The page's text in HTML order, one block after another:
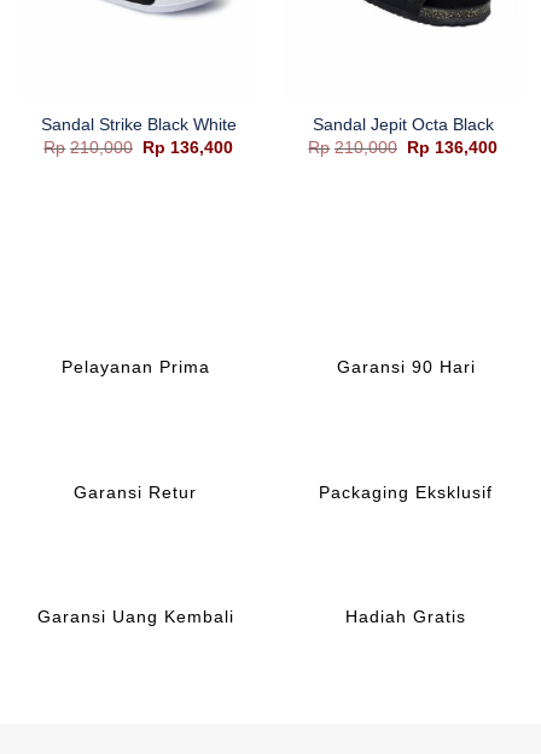
Sandal Strike Black White
Rp 210,000
Harga
aslinya
Rp 136,400Harga
Sandal Jepit Octa Black
Rp 210,000
Harga
aslinya
Rp 136,400
Pelayanan Prima Garansi 90 Hari
Garansi Retur Packaging Eksklusif
Garansi Uang Kembali Hadiah Gratis